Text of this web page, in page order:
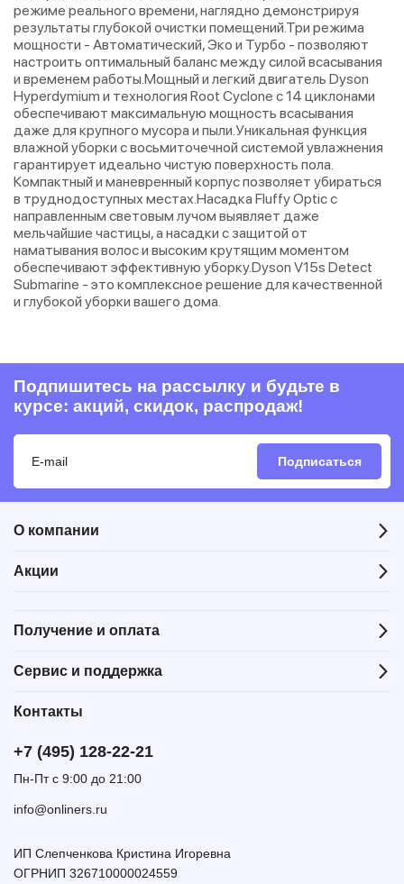
режиме реального времени, наглядно демонстрируя
результаты глубокой очистки помещений.Три режима
мощности - Автоматический, Эко и Турбо - позволяют
настроить оптимальный баланс между силой всасывания
и временем работы.Мощный и легкий двигатель Dyson
Hyperdymium и технология Root Cyclone с 14 циклонами
обеспечивают максимальную мощность всасывания
даже для крупного мусора и пыли.Уникальная функция
влажной уборки с восьмиточечной системой увлажнения
гарантирует идеально чистую поверхность пола.
Компактный и маневренный корпус позволяет убираться
в труднодоступных местах.Насадка Fluffy Optic с
направленным световым лучом выявляет даже
мельчайшие частицы, а насадки с защитой от
наматывания волос и высоким крутящим моментом
обеспечивают эффективную уборку.Dyson V15s Detect
Submarine - это комплексное решение для качественной
и глубокой уборки вашего дома.
Подпишитесь на рассылку и будьте в
курсе: акций, скидок, распродаж!
Подписаться
О компании
Акции
Получение и оплата
Сервис и поддержка
Контакты
+7 (495) 128-22-21
Пн-Пт с 9:00 до 21:00
info@onliners.ru
ИП Слепченкова Кристина Игоревна
ОГРНИП 326710000024559